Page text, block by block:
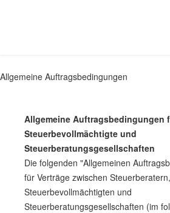
Allgemeine Auftragsbedingungen
Allgemeine Auftragsbedingungen
Steuerbevollmächtigte und
Steuerberatungsgesellschaften
Die folgenden "Allgemeinen
für Verträge zwischen Steuerberatern,
Steuerbevollmächtigten und
Steuerberatungsgesellschaften (im